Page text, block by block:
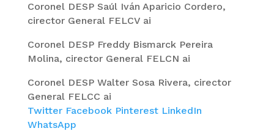
Coronel DESP Saúl Iván Aparicio Cordero,
cirector General FELCV ai
Coronel DESP Freddy Bismarck Pereira
Molina, cirector General FELCN ai
Coronel DESP Walter Sosa Rivera, cirector
General FELCC ai
Twitter Facebook Pinterest LinkedIn
WhatsApp